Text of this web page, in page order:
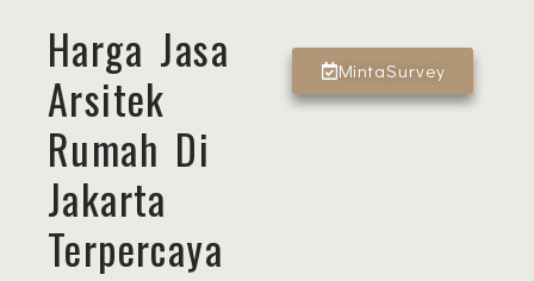
MintaSurvey
Harga Jasa
Arsitek
Rumah Di
Jakarta
Terpercaya